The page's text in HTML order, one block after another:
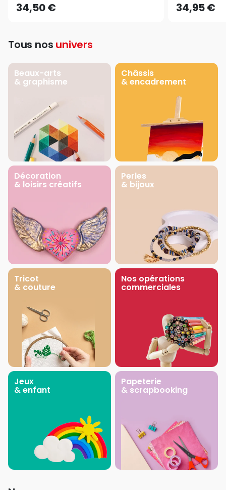
34,50 € 34,95 €
Tous nos univers
Beaux-arts
& graphisme
Châssis
& encadrement
Décoration
& loisirs créatifs
Perles
& bijoux
Tricot
& couture
Nos opérations
commerciales
Jeux
& enfant
Papeterie
& scrapbooking